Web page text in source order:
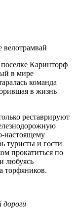
Каринторф
в мире
команда
в жизнь
реставрируют
настоящему
туристы и гости
прокатиться по
любуясь
торфяников.